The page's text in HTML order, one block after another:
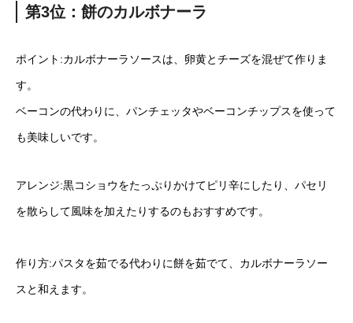
第3位：餅のカルボナーラ
ポイント:カルボナーラソースは、卵黄とチーズを混ぜて作りま
す。
ベーコンの代わりに、パンチェッタやベーコンチップスを使って
も美味しいです。
アレンジ:黒コショウをたっぷりかけてピリ辛にしたり、パセリ
を散らして風味を加えたりするのもおすすめです。
作り方:パスタを茹でる代わりに餅を茹でて、カルボナーラソー
スと和えます。